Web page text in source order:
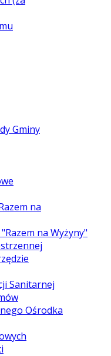
Gminy
na
na Wyżyny"
Sanitarnej
Ośrodka